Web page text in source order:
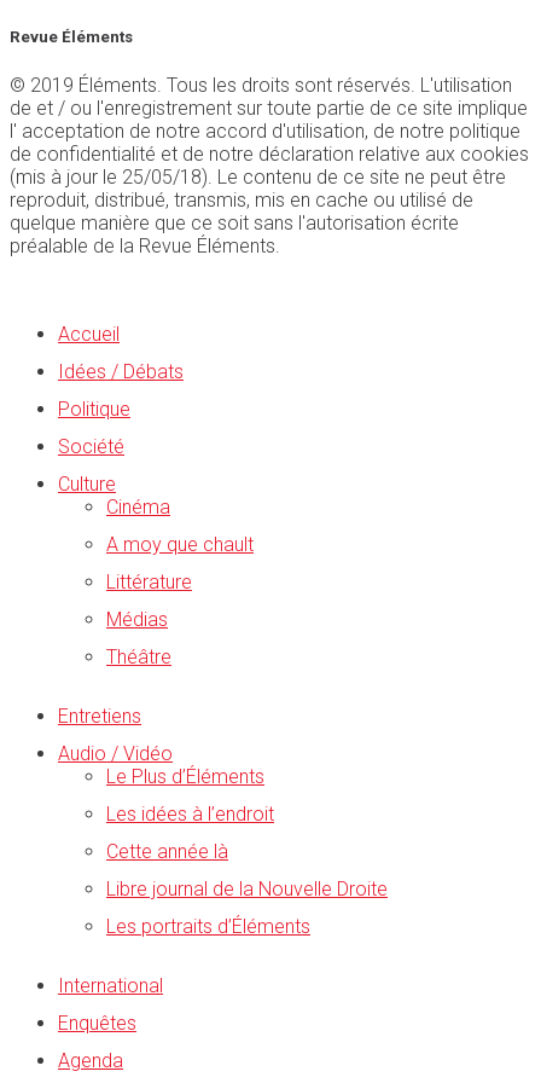
Revue Éléments
© 2019 Éléments. Tous les droits sont réservés. L'utilisation
de et / ou l'enregistrement sur toute partie de ce site implique
l' acceptation de notre accord d'utilisation, de notre politique
de confidentialité et de notre déclaration relative aux cookies
(mis à jour le 25/05/18). Le contenu de ce site ne peut être
reproduit, distribué, transmis, mis en cache ou utilisé de
quelque manière que ce soit sans l'autorisation écrite
préalable de la Revue Éléments.
Accueil
Idées / Débats
Politique
Société
Culture
Cinéma
A moy que chault
Littérature
Médias
Théâtre
Entretiens
Audio / Vidéo
Le Plus d’Éléments
Les idées à l’endroit
Cette année là
Libre journal de la Nouvelle Droite
Les portraits d’Éléments
International
Enquêtes
Agenda